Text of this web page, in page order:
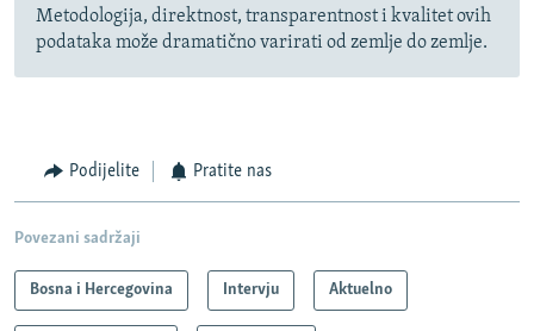
Metodologija, direktnost, transparentnost i kvalitet ovih
podataka može dramatično varirati od zemlje do zemlje.
Podijelite Pratite nas
Povezani sadržaji
Bosna i Hercegovina Intervju Aktuelno